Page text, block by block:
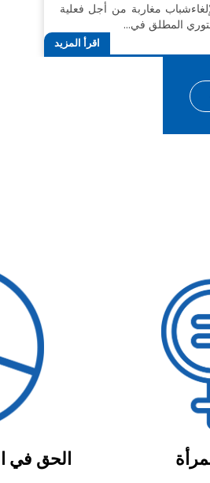
مغاربة من أجل فعلية
المطلق في…
اقرأ المزيد
الحق في